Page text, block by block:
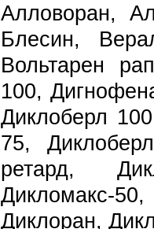
Алловоран,
Блесин,
Вольтарен
100,
Диклоберл
75,
ретард,
Дикломакс-
Диклоран,